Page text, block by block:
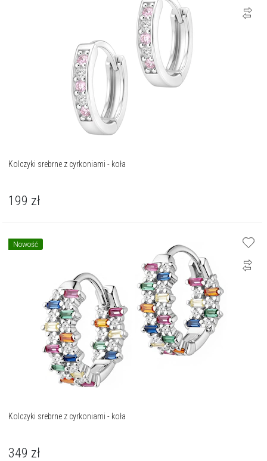
Kolczyki srebrne z cyrkoniami - koła
199 zł
Nowość
Kolczyki srebrne z cyrkoniami - koła
349 zł